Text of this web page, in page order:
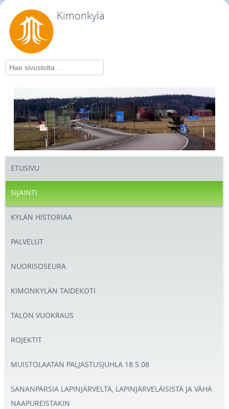
Kimonkylä
Hae
ETUSIVU
SIJAINTI
KYLÄN HISTORIAA
PALVELUT
NUORISOSEURA
KIMONKYLÄN TAIDEKOTI
TALON VUOKRAUS
ROJEKTIT
MUISTOLAATAN PALJASTUSJUHLA 18.5.08
SANANPARSIA LAPINJÄRVELTÄ, LAPINJÄRVELÄISISTÄ JA VÄHÄ
NAAPUREISTAKIN